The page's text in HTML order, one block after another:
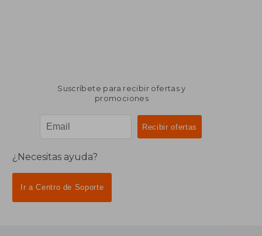
Suscríbete para recibir ofertas y
promociones
¿Necesitas ayuda?
Ir a Centro de Soporte